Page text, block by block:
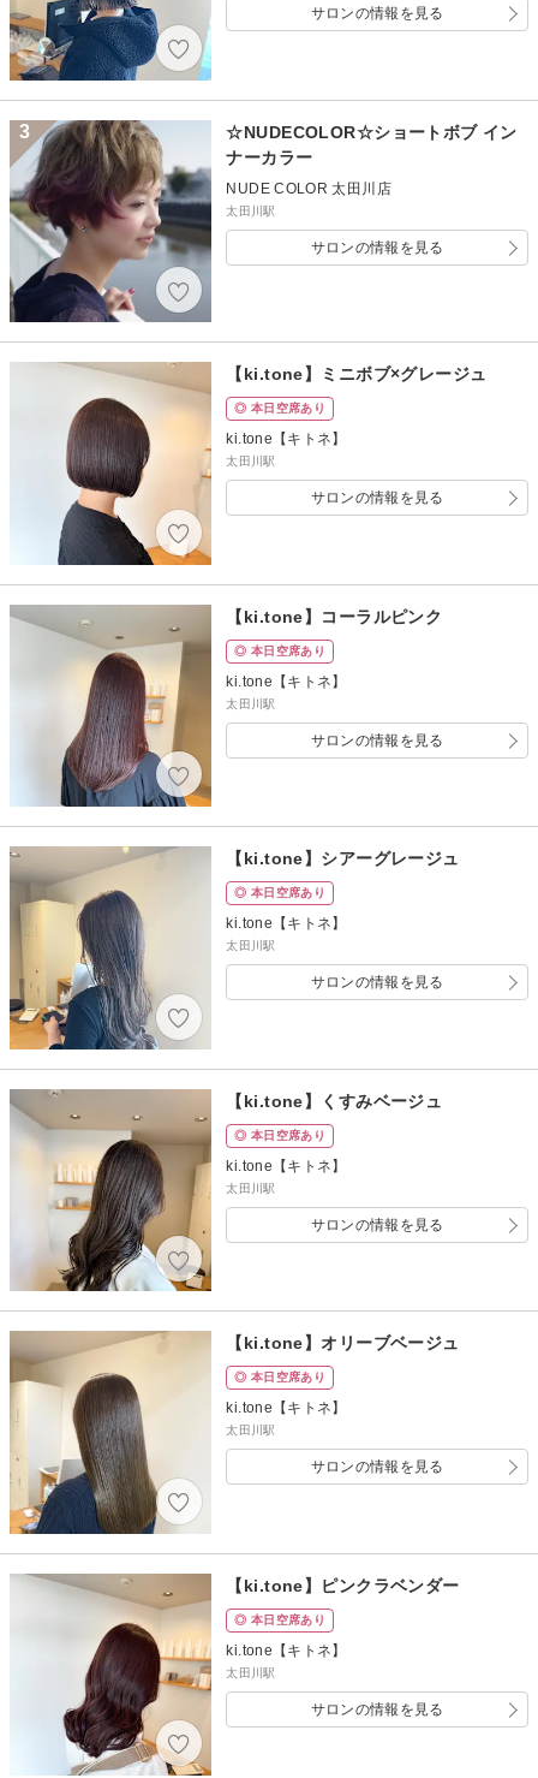
サロンの情報を見る
3
☆NUDECOLOR☆ショートボブ イン
ナーカラー
NUDE COLOR 太田川店
太田川駅
サロンの情報を見る
【ki.tone】ミニボブ×グレージュ
◎ 本日空席あり
ki.tone【キトネ】
太田川駅
サロンの情報を見る
【ki.tone】コーラルピンク
◎ 本日空席あり
ki.tone【キトネ】
太田川駅
サロンの情報を見る
【ki.tone】シアーグレージュ
◎ 本日空席あり
ki.tone【キトネ】
太田川駅
サロンの情報を見る
【ki.tone】くすみベージュ
◎ 本日空席あり
ki.tone【キトネ】
太田川駅
サロンの情報を見る
【ki.tone】オリーブベージュ
◎ 本日空席あり
ki.tone【キトネ】
太田川駅
サロンの情報を見る
【ki.tone】ピンクラベンダー
◎ 本日空席あり
ki.tone【キトネ】
太田川駅
サロンの情報を見る